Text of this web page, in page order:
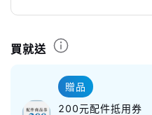
買就送
贈品
200元配件抵用券